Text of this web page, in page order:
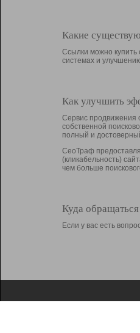
Какие
Ссылки можно купить
системах и
Как улучшить
Сервис продвижения
собственной
полный и
СеоТраф
(кликабельность)
чем больше
Куда
Если у вас есть